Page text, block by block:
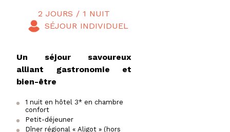
2 JOURS / 1 NUIT
Un séjour savoureux
alliant gastronomie et
bien-être
1 nuit en hôtel 3* en chambre
confort
Petit-déjeuner
Dîner régional « Aligot » (hors